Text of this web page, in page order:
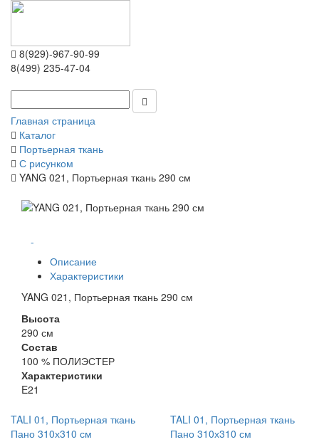
8(929)-967-90-99
8(499) 235-47-04
Главная страница
Каталог
Портьерная ткань
С рисунком
YANG 021, Портьерная ткань 290 см
-
Описание
Характеристики
YANG 021, Портьерная ткань 290 см
Высота
290 см
Состав
100 % ПОЛИЭСТЕР
Характеристики
E21
TALI 01, Портьерная ткань
Пано 310х310 см
TALI 01, Портьерная ткань
Пано 310х310 см